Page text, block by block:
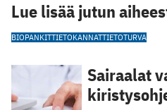
Lue lisää jutun
BIOPANKITTIETOKANNATTIETOTURVA
Sairaalat